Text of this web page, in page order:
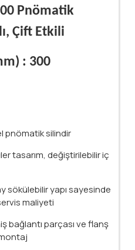
Pnömatik
Çift Etkili
: 300
pnömatik silindir
tasarım, değiştirilebilir iç
sökülebilir yapı sayesinde
maliyeti
bağlantı parçası ve flanş